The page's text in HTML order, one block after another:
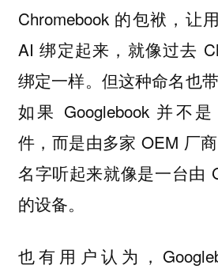
Chromebook 的包袱，让
AI 绑定起来，就像过去
绑定一样。但这种命名也
如果 Googlebook 并不
件，而是由多家 OEM 厂
名字听起来就像是一台由
的设备。
也有用户认为，